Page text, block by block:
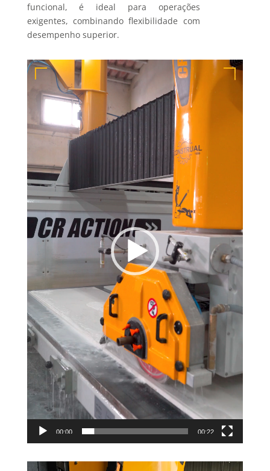
funcional, é ideal para operações
exigentes, combinando flexibilidade com
desempenho superior.
Reprodutor
de
vídeo
00:00 00:22